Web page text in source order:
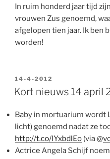
In ruim honderd jaar tijd
vrouwen Zus genoemd,
afgelopen tien jaar. Ik ben
worden!
GEPLAATST
OP
14-4-2012
Kort nieuws 14 april
Baby in mortuarium wordt
licht) genoemd nadat ze
http://t.co/lYxbdlEo (via @
Actrice Angela Schijf